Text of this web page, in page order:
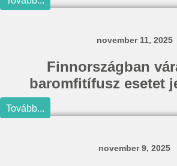
november 11, 2025
Finnországban
baromfitífusz esetet
Tovább...
november 9, 2025